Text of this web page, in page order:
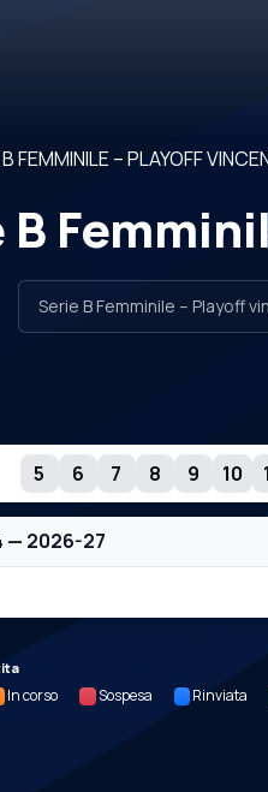
FEMMINILE – PLAYOFF
B
5 6 7 8 9 10
— 2026-27
In corso Sospesa Rinviata